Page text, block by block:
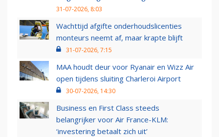
31-07-2026, 8:03
Wachttijd afgifte onderhoudslicenties
monteurs neemt af, maar krapte blijft
31-07-2026, 7:15
MAA houdt deur voor Ryanair en Wizz Air
open tijdens sluiting Charleroi Airport
30-07-2026, 14:30
Business en First Class steeds
belangrijker voor Air France-KLM:
‘investering betaalt zich uit’